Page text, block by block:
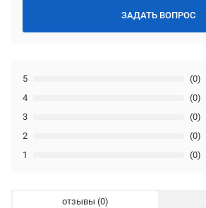
ЗАДАТЬ ВОПРОС
1 (0)
2 (0)
3 (0)
4 (0)
5 (0)
отзывы